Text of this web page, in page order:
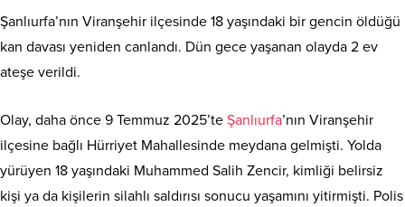
Şanlıurfa’nın Viranşehir ilçesinde 18 yaşındaki bir gencin öldüğü
kan davası yeniden canlandı. Dün gece yaşanan olayda 2 ev
ateşe verildi.
Olay, daha önce 9 Temmuz 2025’te Şanlıurfa’nın Viranşehir
ilçesine bağlı Hürriyet Mahallesinde meydana gelmişti. Yolda
yürüyen 18 yaşındaki Muhammed Salih Zencir, kimliği belirsiz
kişi ya da kişilerin silahlı saldırısı sonucu yaşamını yitirmişti. Polis